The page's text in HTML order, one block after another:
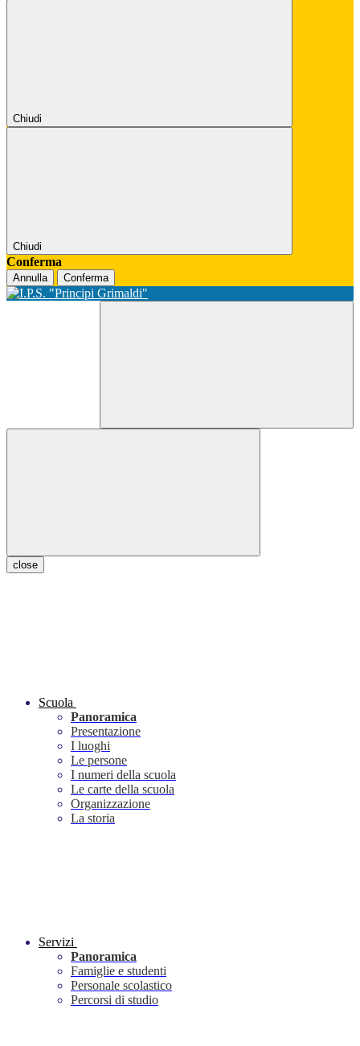
Chiudi
Chiudi
Conferma
Annulla Conferma
close
Scuola
Panoramica
Presentazione
I luoghi
Le persone
I numeri della scuola
Le carte della scuola
Organizzazione
La storia
Servizi
Panoramica
Famiglie e studenti
Personale scolastico
Percorsi di studio